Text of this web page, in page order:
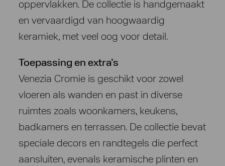
oppervlakken. De collectie is handgemaakt
en vervaardigd van hoogwaardig
keramiek, met veel oog voor detail.
Toepassing en extra’s
Venezia Cromie is geschikt voor zowel
vloeren als wanden en past in diverse
ruimtes zoals woonkamers, keukens,
badkamers en terrassen. De collectie bevat
speciale decors en randtegels die perfect
aansluiten, evenals keramische plinten en